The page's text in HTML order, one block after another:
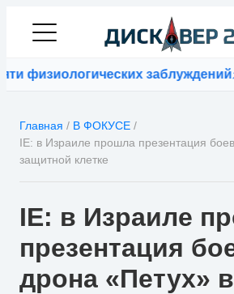
заблуждений⚡ИИ
Главная / В ФОКУСЕ /
IE: в Израиле прошла презентация
защитной клетке
IE: в Израиле
презентация
дрона «Петух» в